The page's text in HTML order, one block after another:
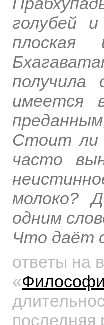
голубей
получила
имеется
Стоит ли
часто
молоко?
одним
Что даёт
ответы на
«
последняя